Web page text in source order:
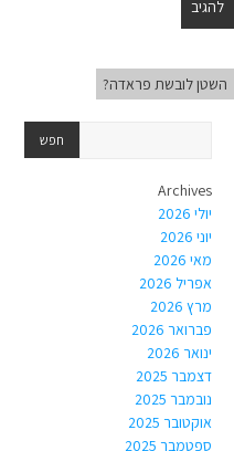
השטן לובשת פראדה?
Archives
יולי 2026
יוני 2026
מאי 2026
אפריל 2026
מרץ 2026
פברואר 2026
ינואר 2026
דצמבר 2025
נובמבר 2025
אוקטובר 2025
ספטמבר 2025